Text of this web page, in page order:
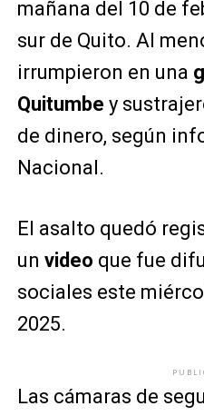
mañana del 10 de
sur de Quito. Al
irrumpieron en una
Quitumbe y
de dinero, según
Nacional.
El asalto quedó
un video que fue
sociales este
2025.
Las cámaras de